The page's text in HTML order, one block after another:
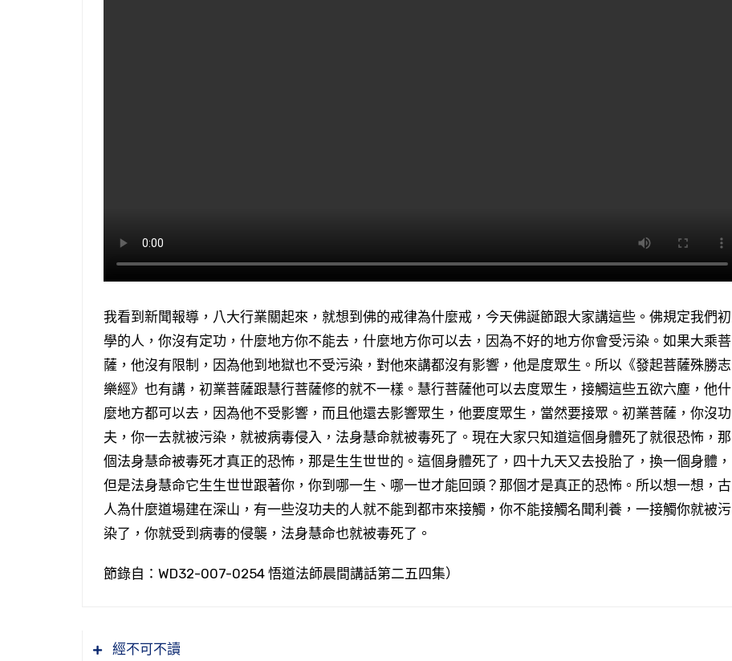
我看到新聞報導，八大行業關起來，就想到佛的戒律為什麼戒，今天佛誕節跟大家講這些。佛規定我們初
學的人，你沒有定功，什麼地方你不能去，什麼地方你可以去，因為不好的地方你會受污染。如果大乘菩
薩，他沒有限制，因為他到地獄也不受污染，對他來講都沒有影響，他是度眾生。所以《發起菩薩殊勝志
樂經》也有講，初業菩薩跟慧行菩薩修的就不一樣。慧行菩薩他可以去度眾生，接觸這些五欲六塵，他什
麼地方都可以去，因為他不受影響，而且他還去影響眾生，他要度眾生，當然要接眾。初業菩薩，你沒功
夫，你一去就被污染，就被病毒侵入，法身慧命就被毒死了。現在大家只知道這個身體死了就很恐怖，那
個法身慧命被毒死才真正的恐怖，那是生生世世的。這個身體死了，四十九天又去投胎了，換一個身體，
但是法身慧命它生生世世跟著你，你到哪一生、哪一世才能回頭？那個才是真正的恐怖。所以想一想，古
人為什麼道場建在深山，有一些沒功夫的人就不能到都市來接觸，你不能接觸名聞利養，一接觸你就被污
染了，你就受到病毒的侵襲，法身慧命也就被毒死了。
節錄自：WD32-007-0254 悟道法師晨間講話第二五四集）
經不可不讀